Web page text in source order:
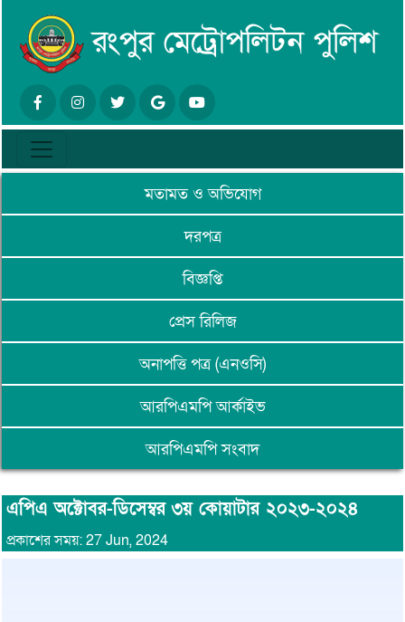
মতামত ও অভিযোগ
দরপত্র
বিজ্ঞপ্তি
প্রেস রিলিজ
অনাপত্তি পত্র (এনওসি)
আরপিএমপি আর্কাইভ
আরপিএমপি সংবাদ
এপিএ অক্টোবর-ডিসেম্বর ৩য় কোয়াটার ২০২৩-২০২৪
প্রকাশের সময়: 27 Jun, 2024